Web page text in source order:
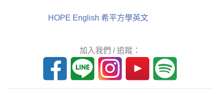
HOPE English 希平方學英文
加入我們 / 追蹤：